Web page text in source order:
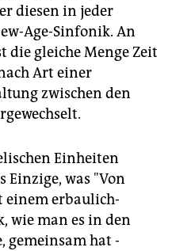
diesen in jeder
Age-Sinfonik. An
die gleiche Menge Zeit
Art einer
zwischen den
Einheiten
was "Von
einem erbaulich-
wie man es in den
gemeinsam hat -